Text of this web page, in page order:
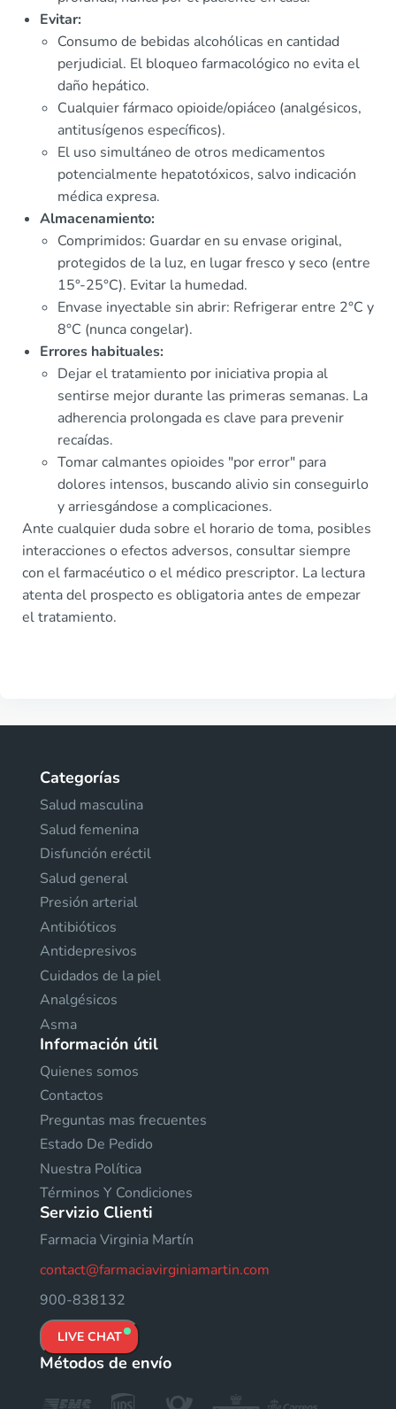
Evitar:
Consumo de bebidas alcohólicas en cantidad
perjudicial. El bloqueo farmacológico no evita el
daño hepático.
Cualquier fármaco opioide/opiáceo (analgésicos,
antitusígenos específicos).
El uso simultáneo de otros medicamentos
potencialmente hepatotóxicos, salvo indicación
médica expresa.
Almacenamiento:
Comprimidos: Guardar en su envase original,
protegidos de la luz, en lugar fresco y seco (entre
15°-25°C). Evitar la humedad.
Envase inyectable sin abrir: Refrigerar entre 2°C y
8°C (nunca congelar).
Errores habituales:
Dejar el tratamiento por iniciativa propia al
sentirse mejor durante las primeras semanas. La
adherencia prolongada es clave para prevenir
recaídas.
Tomar calmantes opioides "por error" para
dolores intensos, buscando alivio sin conseguirlo
y arriesgándose a complicaciones.
Ante cualquier duda sobre el horario de toma, posibles
interacciones o efectos adversos, consultar siempre
con el farmacéutico o el médico prescriptor. La lectura
atenta del prospecto es obligatoria antes de empezar
el tratamiento.
Categorías
Salud masculina
Salud femenina
Disfunción eréctil
Salud general
Presión arterial
Antibióticos
Antidepresivos
Cuidados de la piel
Analgésicos
Asma
Información útil
Quienes somos
Contactos
Preguntas mas frecuentes
Estado De Pedido
Nuestra Política
Términos Y Condiciones
Servizio Clienti
Farmacia Virginia Martín
contact@farmaciavirginiamartin.com
900-838132
LIVE CHAT
Métodos de envío